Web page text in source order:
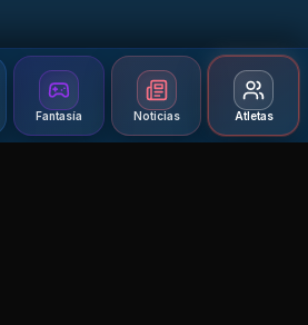
Fantasía Noticias Atletas